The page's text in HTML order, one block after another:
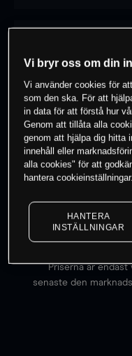
0% av
instrument
Priserna är endast
senaste den
Vi bryr oss om din
Vi använder cookies för
som den ska. För att
in data för att förstå hur
Genom att tillåta alla
genom att hjälpa dig hitta
innehåll eller
alla cookies" för att
hantera
HANTERA
INSTÄLLNINGAR